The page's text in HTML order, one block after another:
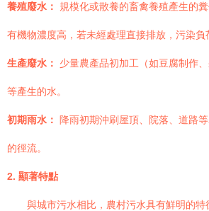
養殖廢水： 規模化或散養的畜禽養殖產生的
有機物濃度高，若未經處理直接排放，污染負
生產廢水： 少量農產品初加工（如豆腐制作
等產生的水。
初期雨水： 降雨初期沖刷屋頂、院落、道路
的徑流。
2. 顯著特點
與城市污水相比，農村污水具有鮮明的特